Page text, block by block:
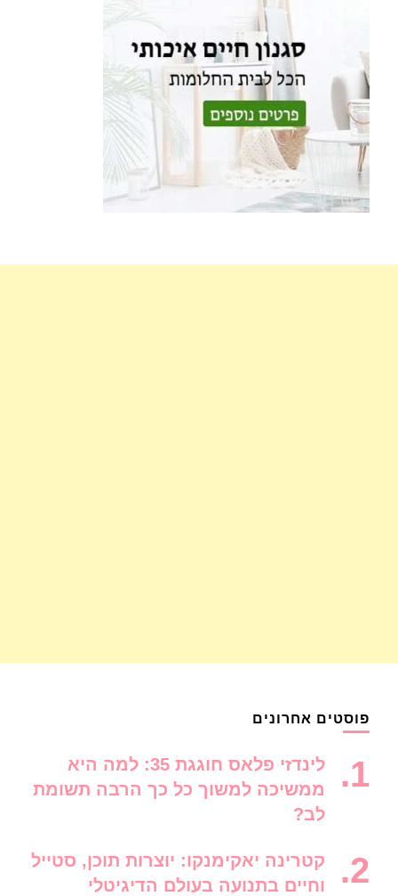
פוסטים אחרונים
לינדזי פלאס חוגגת 35: למה היא
ממשיכה למשוך כל כך הרבה תשומת
לב?
קטרינה יאקימנקו: יוצרות תוכן, סטייל
וחיים בתנועה בעולם הדיגיטלי